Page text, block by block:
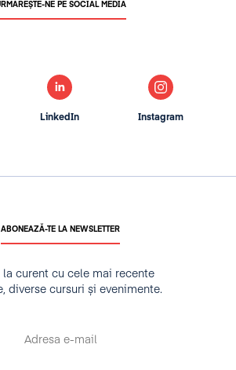
ABONEAZĂ-TE LA NEWSLETTER
la curent cu cele mai recente
diverse cursuri și evenimente.
NE PE SOCIAL MEDIA
LinkedIn Instagram